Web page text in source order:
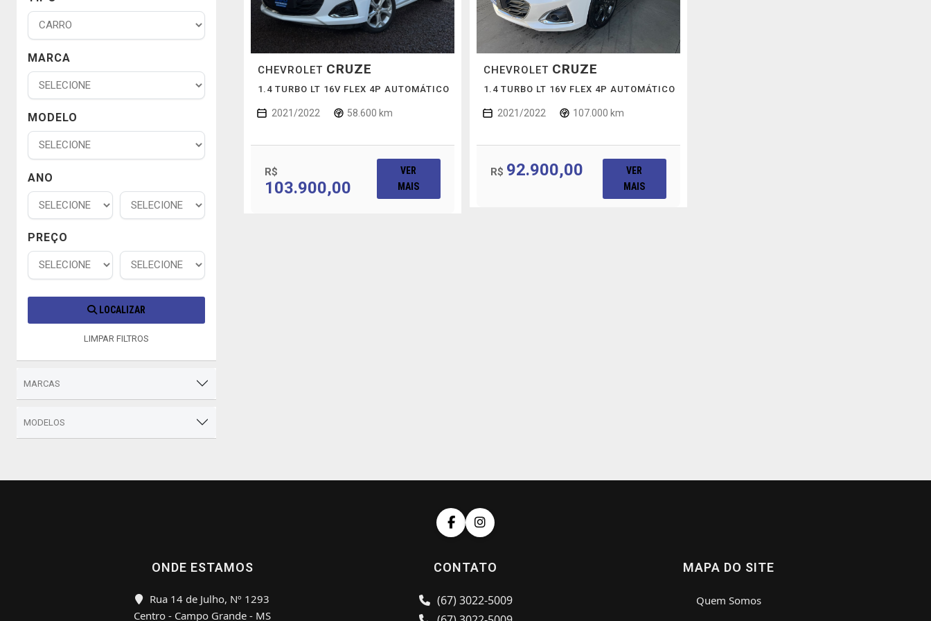
MARCA
MODELO
ANO
PREÇO
LOCALIZAR
LIMPAR FILTROS
MARCAS
MODELOS
CHEVROLET CRUZE
1.4 TURBO LT 16V FLEX 4P AUTOMÁTICO
2021/2022 58.600 km
R$
103.900,00
VER
MAIS
CHEVROLET CRUZE
1.4 TURBO LT 16V FLEX 4P AUTOMÁTICO
2021/2022 107.000 km
R$ 92.900,00
VER
MAIS
ONDE ESTAMOS
Rua 14 de Julho, Nº 1293
Centro - Campo Grande - MS
CONTATO
(67) 3022-5009
MAPA DO SITE
Quem Somos